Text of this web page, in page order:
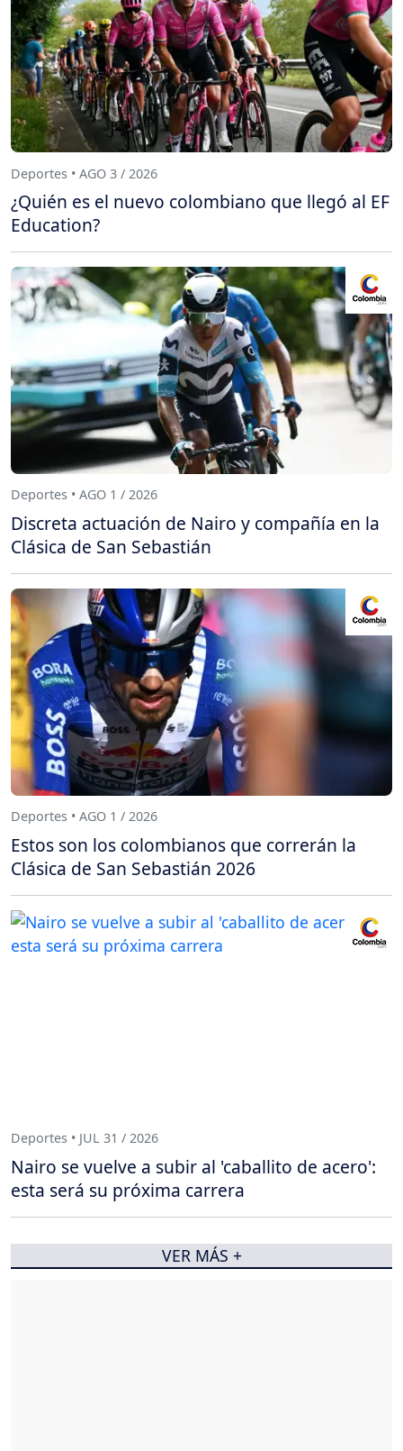
Deportes • AGO 3 / 2026
¿Quién es el nuevo colombiano que llegó al EF
Education?
Deportes • AGO 1 / 2026
Discreta actuación de Nairo y compañía en la
Clásica de San Sebastián
Deportes • AGO 1 / 2026
Estos son los colombianos que correrán la
Clásica de San Sebastián 2026
Deportes • JUL 31 / 2026
Nairo se vuelve a subir al 'caballito de acero':
esta será su próxima carrera
VER MÁS +